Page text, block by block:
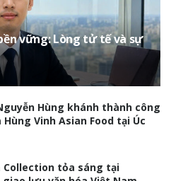
vững: Lòng tử tế và sự
Hùng khánh thành công
Vinh Asian Food tại Úc
Collection tỏa sáng tại